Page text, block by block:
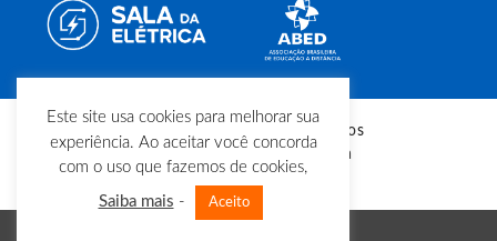
© Copyright - Todos os direitos
reservados - Sala da Elétrica
Este site usa cookies para melhorar sua
experiência. Ao aceitar você concorda
com o uso que fazemos de cookies,
Saiba mais - Aceito